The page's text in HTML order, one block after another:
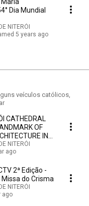
Dia Mundial
NITERÓI
5 years ago
CATHEDRAL
OF
IN
NITERÓI
ago
2ª Edição -
do Crisma
NITERÓI
ago